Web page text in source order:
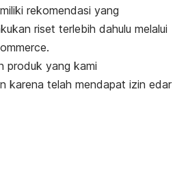
rekomendasi yang
riset terlebih dahulu melalui
e.
produk yang kami
karena telah mendapat izin edar